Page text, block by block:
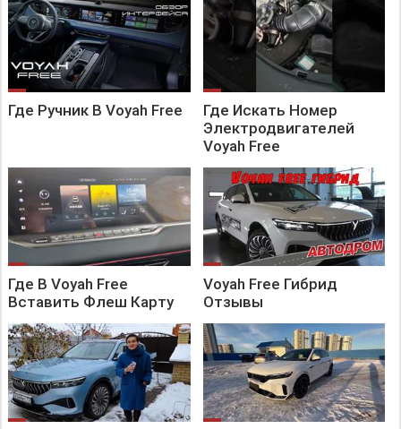
Где Ручник В Voyah Free
Где Искать Номер
Электродвигателей
Voyah Free
Где В Voyah Free
Вставить Флеш Карту
Voyah Free Гибрид
Отзывы